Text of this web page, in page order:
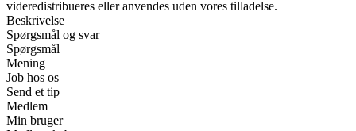
videredistribueres eller anvendes uden vores tilladelse.
Beskrivelse
Spørgsmål og svar
Spørgsmål
Mening
Job hos os
Send et tip
Medlem
Min bruger